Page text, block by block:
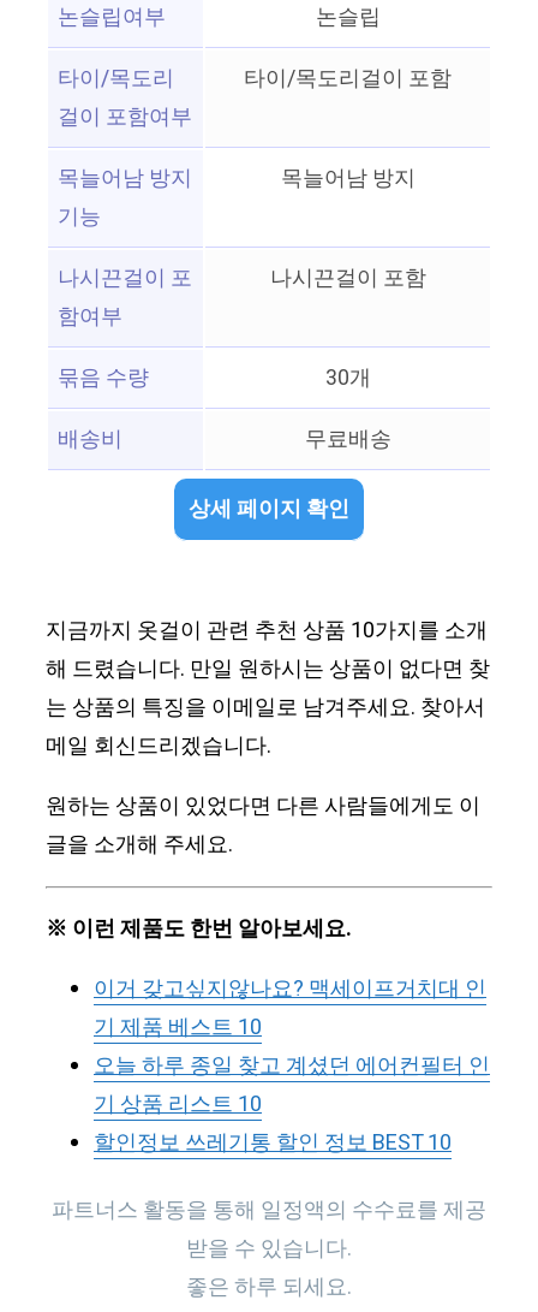
논슬립여부
논슬립
타이/목도리
걸이 포함여부
타이/목도리걸이 포함
목늘어남 방지
기능
목늘어남 방지
나시끈걸이 포
함여부
나시끈걸이 포함
묶음 수량
30개
배송비
무료배송
상세 페이지 확인
지금까지 옷걸이 관련 추천 상품 10가지를 소개
해 드렸습니다. 만일 원하시는 상품이 없다면 찾
는 상품의 특징을 이메일로 남겨주세요. 찾아서
메일 회신드리겠습니다.
원하는 상품이 있었다면 다른 사람들에게도 이
글을 소개해 주세요.
※ 이런 제품도 한번 알아보세요.
이거 갖고싶지않나요? 맥세이프거치대 인
기 제품 베스트 10
오늘 하루 종일 찾고 계셨던 에어컨필터 인
기 상품 리스트 10
할인정보 쓰레기통 할인 정보 BEST 10
파트너스 활동을 통해 일정액의 수수료를 제공
받을 수 있습니다.
좋은 하루 되세요.